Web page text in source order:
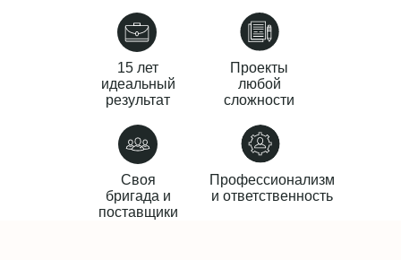
Проекты
любой
сложности
Своя
бригада и
поставщики
Профессионализм
и ответственность
15 лет
идеальный
результат